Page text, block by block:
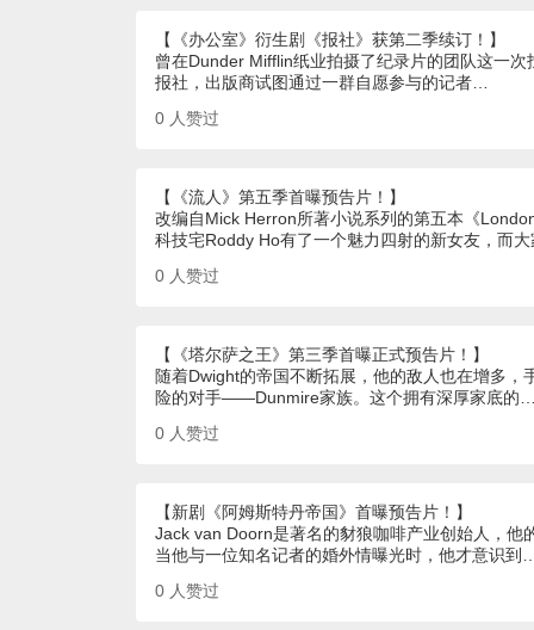
【《办公室》衍生剧《报社》获第二季续订！】
曾在Dunder Mifflin纸业拍摄了纪录片的团队这一
报社，出版商试图通过一群自愿参与的记者…
0 人赞过
【《流人》第五季首曝预告片！】
改编自Mick Herron所著小说系列的第五本《
科技宅Roddy Ho有了一个魅力四射的新女友，而
0 人赞过
【《塔尔萨之王》第三季首曝正式预告片！】
随着Dwight的帝国不断拓展，他的敌人也在增多
险的对手——Dunmire家族。这个拥有深厚家底的
0 人赞过
【新剧《阿姆斯特丹帝国》首曝预告片！】
Jack van Doorn是著名的豺狼咖啡产业创始人，他
当他与一位知名记者的婚外情曝光时，他才意识到
0 人赞过